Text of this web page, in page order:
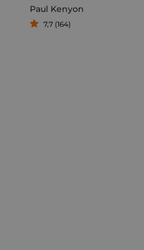
Paul Kenyon
7,7 (164)